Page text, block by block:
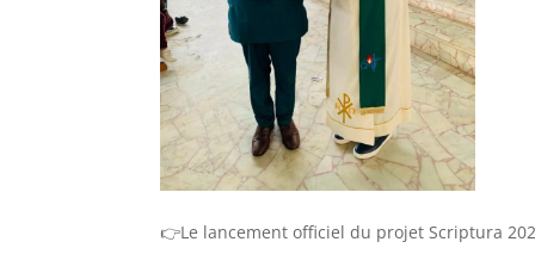
👉Le lancement officiel du projet Scriptura